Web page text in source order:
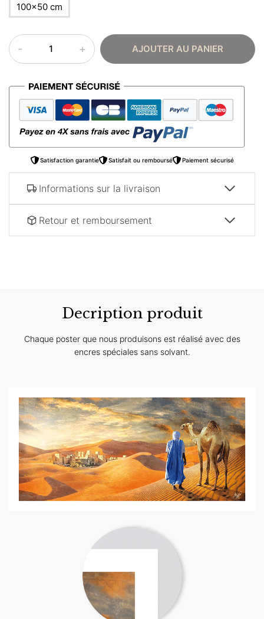
100×50 cm
quantité
de
oriental
Abstrait
floral
AJOUTER AU PANIER
Satisfaction garantie Satisfait ou remboursé Paiement sécurisé
Informations sur la livraison
Retour et remboursement
Decription produit
Chaque poster que nous produisons est réalisé avec des
encres spéciales sans solvant.